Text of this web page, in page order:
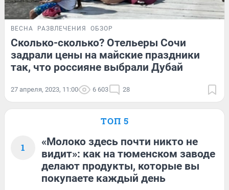
ВЕСНА РАЗВЛЕЧЕНИЯ ОБЗОР
Сколько-сколько? Отельеры Сочи
задрали цены на майские праздники
так, что россияне выбрали Дубай
27 апреля, 2023, 11:00 6 603 28
ТОП 5
1
«Молоко здесь почти никто не
видит»: как на тюменском заводе
делают продукты, которые вы
покупаете каждый день